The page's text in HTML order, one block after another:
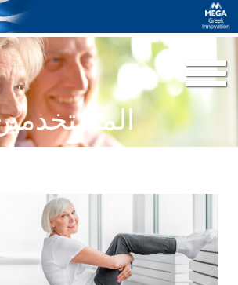
Toggle
navigation
المستخدمين